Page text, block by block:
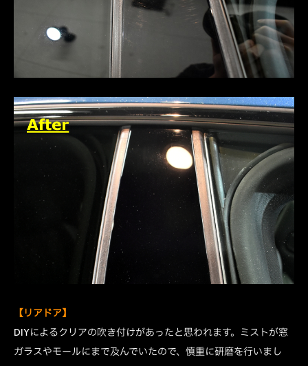
【リアドア】
DIYによるクリアの吹き付けがあったと思われます。ミストが窓
ガラスやモールにまで及んでいたので、慎重に研磨を行いまし